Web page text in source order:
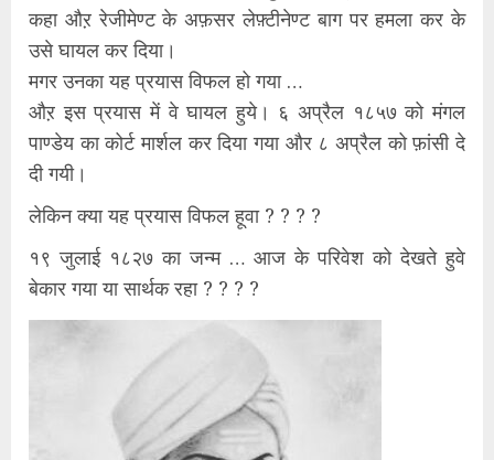
कहा औऱ रेजीमेण्ट के अफ़सर लेफ़्टीनेण्ट बाग पर हमला कर के
उसे घायल कर दिया।
मगर उनका यह प्रयास विफल हो गया …
औऱ इस प्रयास में वे घायल हुये। ६ अप्रैल १८५७ को मंगल
पाण्डेय का कोर्ट मार्शल कर दिया गया और ८ अप्रैल को फ़ांसी दे
दी गयी।
लेकिन क्या यह प्रयास विफल हूवा ? ? ? ?
१९ जुलाई १८२७ का जन्म … आज के परिवेश को देखते हुवे
बेकार गया या सार्थक रहा ? ? ? ?